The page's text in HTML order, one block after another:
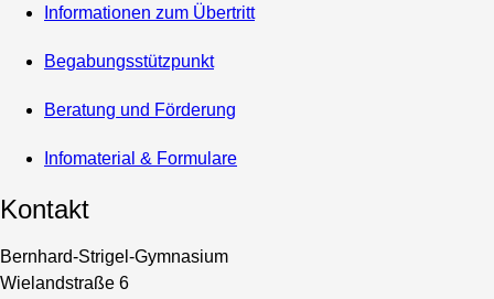
Informationen zum Übertritt
Begabungsstützpunkt
Beratung und Förderung
Infomaterial & Formulare
Kontakt
Bernhard-Strigel-Gymnasium
Wielandstraße 6